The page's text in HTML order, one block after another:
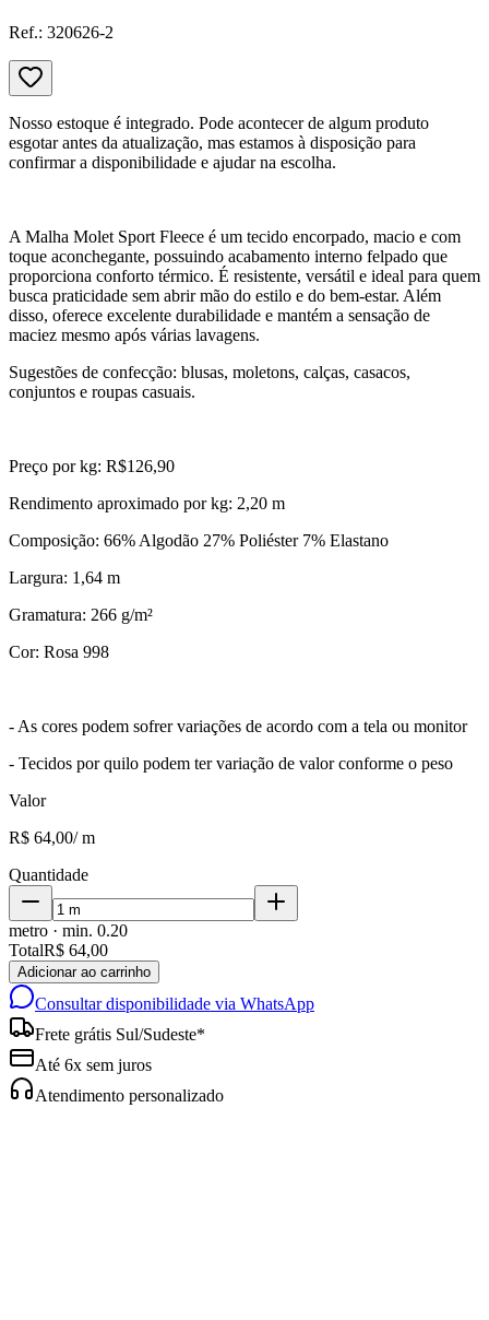
Ref.: 320626-2
Nosso estoque é integrado. Pode acontecer de algum produto
esgotar antes da atualização, mas estamos à disposição para
confirmar a disponibilidade e ajudar na escolha.
A Malha Molet Sport Fleece é um tecido encorpado, macio e com
toque aconchegante, possuindo acabamento interno felpado que
proporciona conforto térmico. É resistente, versátil e ideal para quem
busca praticidade sem abrir mão do estilo e do bem-estar. Além
disso, oferece excelente durabilidade e mantém a sensação de
maciez mesmo após várias lavagens.
Sugestões de confecção: blusas, moletons, calças, casacos,
conjuntos e roupas casuais.
Preço por kg: R$126,90
Rendimento aproximado por kg: 2,20 m
Composição: 66% Algodão 27% Poliéster 7% Elastano
Largura: 1,64 m
Gramatura: 266 g/m²
Cor: Rosa 998
- As cores podem sofrer variações de acordo com a tela ou monitor
- Tecidos por quilo podem ter variação de valor conforme o peso
Valor
R$ 64,00/m
Quantidade
metro · min. 0.20
TotalR$ 64,00
Adicionar ao carrinho
Consultar disponibilidade via WhatsApp
Frete grátis Sul/Sudeste*
Até 6x sem juros
Atendimento personalizado